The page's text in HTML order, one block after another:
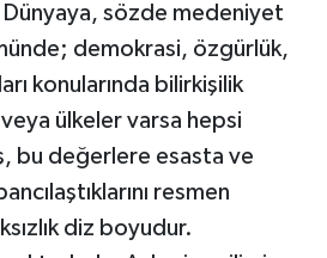
Dünyaya, sözde medeniyet
demokrasi, özgürlük,
konularında bilirkişilik
ülkeler varsa hepsi
bu değerlere esasta ve
resmen
diz boyudur.